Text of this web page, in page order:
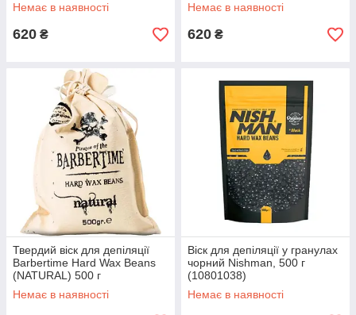
Немає в наявності
620 ₴
Немає в наявності
620 ₴
Твердий віск для депіляції
Barbertime Hard Wax Beans
(NATURAL) 500 г
Немає в наявності
Віск для депіляції у гранулах
чорний Nishman, 500 г
(10801038)
Немає в наявності